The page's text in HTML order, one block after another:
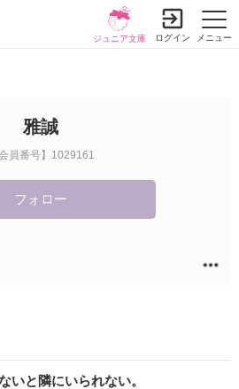
メニュー
ジュニア文庫 ログイン
雅誠
会員番号】1029161
フォロー
いと隣にいられない。